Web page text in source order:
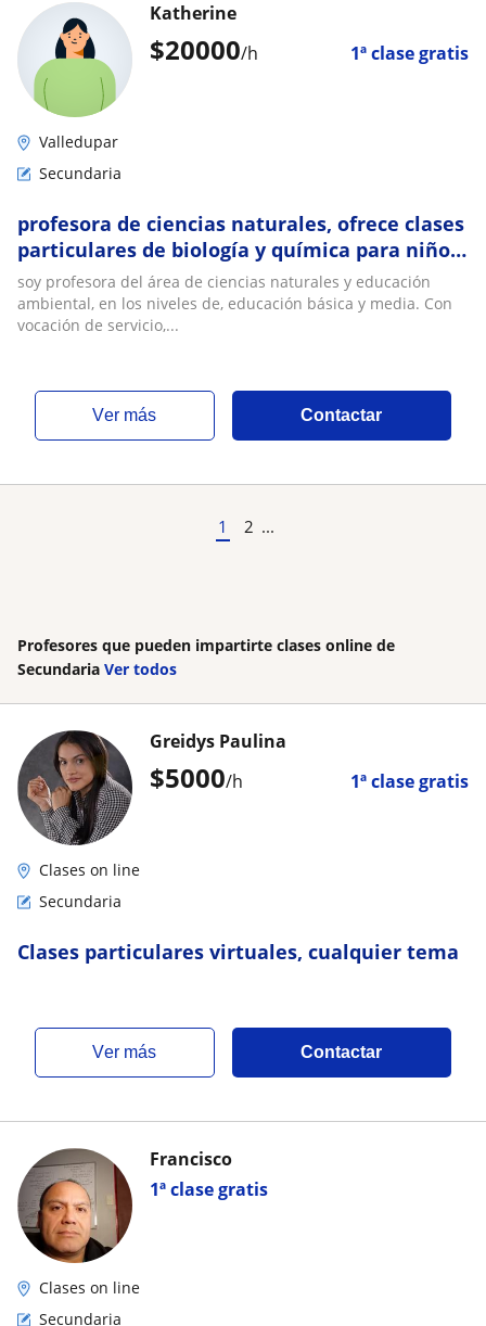
$20000/h 1ª clase gratis
Katherine
Valledupar
Secundaria
profesora de ciencias naturales, ofrece clases
particulares de biología y química para niños
y adultos en la ciudad de Valledupar
soy profesora del área de ciencias naturales y educación
ambiental, en los niveles de, educación básica y media. Con
vocación de servicio,...
ver más Contactar
1 2 ...
Profesores que pueden impartirte clases online de
Secundaria Ver todos
$5000/h 1ª clase gratis
Greidys Paulina
Clases on line
Secundaria
Clases particulares virtuales, cualquier tema
ver más Contactar
1ª clase gratis
Francisco
Clases on line
Secundaria